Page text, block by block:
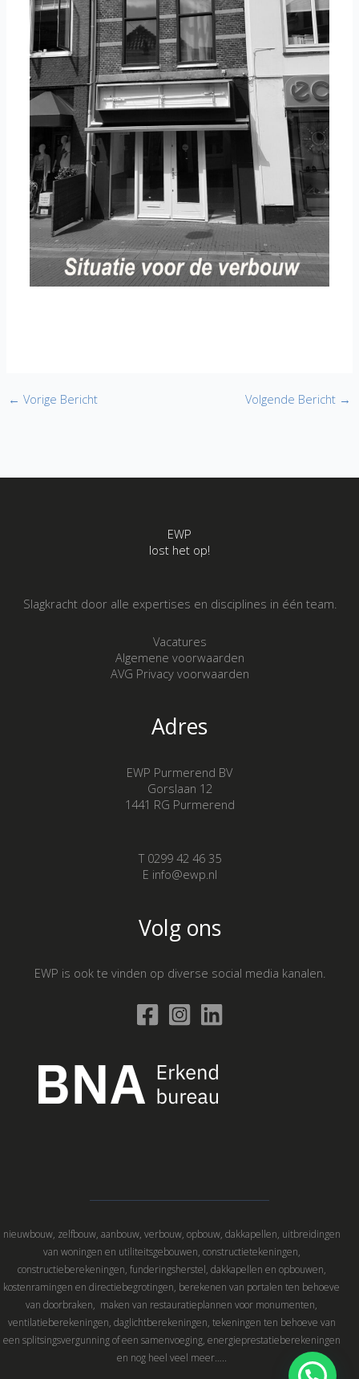
← Vorige Bericht Volgende Bericht →
EWP
lost het op!
Slagkracht door alle expertises en disciplines in één team.
Vacatures
Algemene voorwaarden
AVG Privacy voorwaarden
Adres
EWP Purmerend BV
Gorslaan 12
1441 RG Purmerend
T 0299 42 46 35
E info@ewp.nl
Volg ons
EWP is ook te vinden op diverse social media kanalen.
nieuwbouw, zelfbouw, aanbouw, verbouw, opbouw, dakkapellen, uitbreidingen
van woningen en utiliteitsgebouwen, constructietekeningen,
constructieberekeningen, funderingsherstel, dakkapellen en opbouwen,
kostenramingen en directiebegrotingen, berekenen van portalen ten behoeve
van doorbraken, maken van restauratieplannen voor monumenten,
ventilatieberekeningen, daglichtberekeningen, tekeningen ten behoeve van
een splitsingsvergunning of een samenvoeging, energieprestatieberekeningen
en nog heel veel meer…..